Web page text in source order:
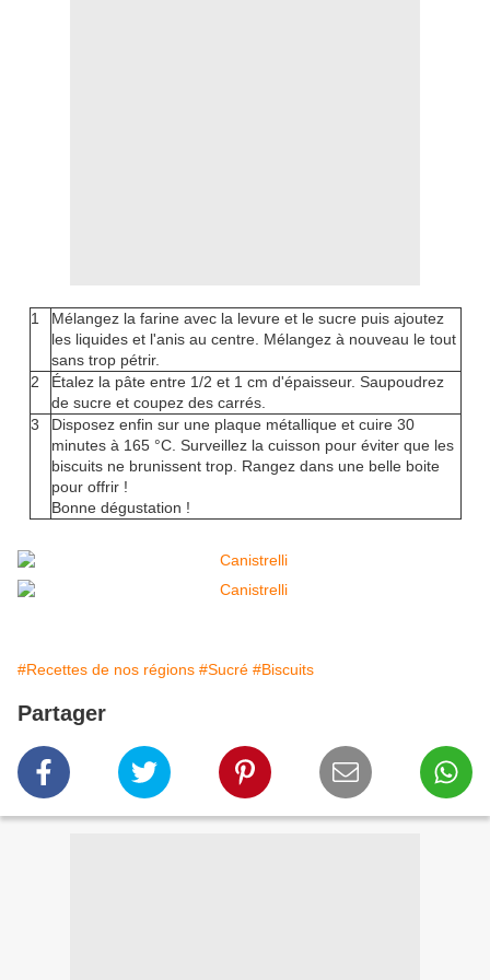
1
Mélangez la farine avec la levure et le sucre puis ajoutez
les liquides et l'anis au centre. Mélangez à nouveau le tout
sans trop pétrir.
2
Étalez la pâte entre 1/2 et 1 cm d'épaisseur. Saupoudrez
de sucre et coupez des carrés.
3
Disposez enfin sur une plaque métallique et cuire 30
minutes à 165 °C. Surveillez la cuisson pour éviter que les
biscuits ne brunissent trop. Rangez dans une belle boite
pour offrir !
Bonne dégustation !
#Recettes de nos régions #Sucré #Biscuits
Partager